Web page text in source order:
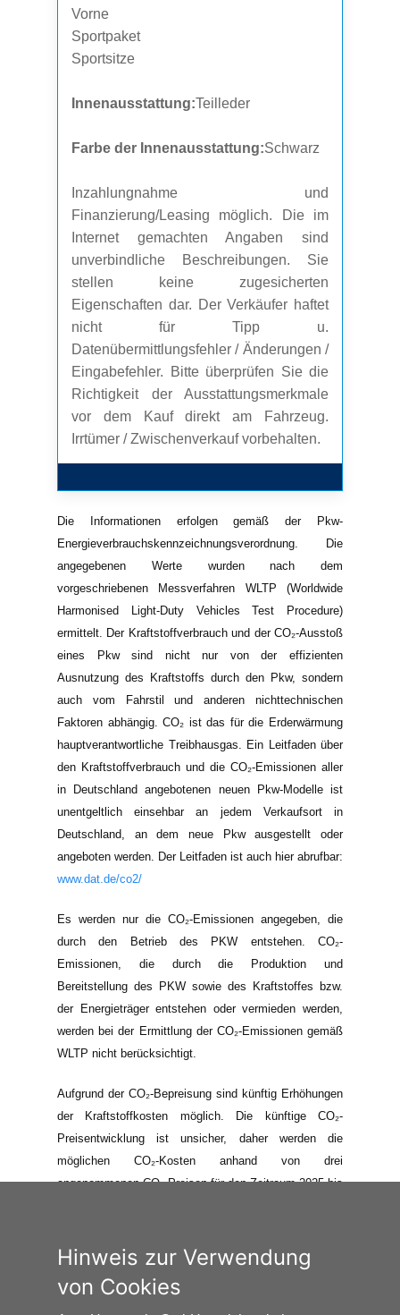
Vorne
Sportpaket
Sportsitze
Innenausstattung:Teilleder
Farbe der Innenausstattung:Schwarz
Inzahlungnahme und
Finanzierung/Leasing möglich. Die im
Internet gemachten Angaben sind
unverbindliche Beschreibungen. Sie
stellen keine zugesicherten
Eigenschaften dar. Der Verkäufer haftet
nicht für Tipp u.
Datenübermittlungsfehler / Änderungen /
Eingabefehler. Bitte überprüfen Sie die
Richtigkeit der Ausstattungsmerkmale
vor dem Kauf direkt am Fahrzeug.
Irrtümer / Zwischenverkauf vorbehalten.
Die Informationen erfolgen gemäß der Pkw-
Energieverbrauchskennzeichnungsverordnung. Die
angegebenen Werte wurden nach dem
vorgeschriebenen Messverfahren WLTP (Worldwide
Harmonised Light-Duty Vehicles Test Procedure)
ermittelt. Der Kraftstoffverbrauch und der CO₂-Ausstoß
eines Pkw sind nicht nur von der effizienten
Ausnutzung des Kraftstoffs durch den Pkw, sondern
auch vom Fahrstil und anderen nichttechnischen
Faktoren abhängig. CO₂ ist das für die Erderwärmung
hauptverantwortliche Treibhausgas. Ein Leitfaden über
den Kraftstoffverbrauch und die CO₂-Emissionen aller
in Deutschland angebotenen neuen Pkw-Modelle ist
unentgeltlich einsehbar an jedem Verkaufsort in
Deutschland, an dem neue Pkw ausgestellt oder
angeboten werden. Der Leitfaden ist auch hier abrufbar:
www.dat.de/co2/
Es werden nur die CO₂-Emissionen angegeben, die
durch den Betrieb des PKW entstehen. CO₂-
Emissionen, die durch die Produktion und
Bereitstellung des PKW sowie des Kraftstoffes bzw.
der Energieträger entstehen oder vermieden werden,
werden bei der Ermittlung der CO₂-Emissionen gemäß
WLTP nicht berücksichtigt.
Aufgrund der CO₂-Bepreisung sind künftig Erhöhungen
der Kraftstoffkosten möglich. Die künftige CO₂-
Preisentwicklung ist unsicher, daher werden die
möglichen CO₂-Kosten anhand von drei
angenommenen CO₂-Preisen für den Zeitraum 2025 bis
zugrundeliegenden Modellrechnungen ausfallen. Die
CO₂-Kosten sind beim Tanken mit den Kraftstoffkosten
zu bezahlen. Weitere Informationen unter
Hinweis zur Verwendung
von Cookies